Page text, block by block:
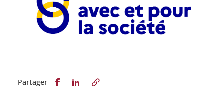
Partager Partager sur Facebook
Partager sur LinkedIn